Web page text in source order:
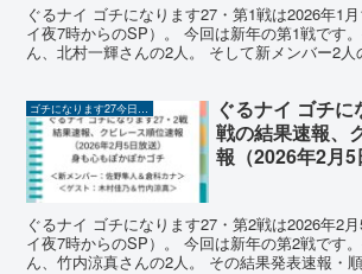
ぐるナイ ゴチになります27・第1戦は2026年1
イ夜7時からのSP）。 今回は新年の第1戦です
ん、北村一輝さんの2人。 そして新メンバー2
ゴチになります27今日の結果速報（2026年）
ぐるナイ ゴチ
戦の結果速報、
報（2026年2月
ぐるナイ ゴチになります27・第2戦は2026年2
イ夜7時からのSP）。 今回は新年の第2戦です
ん、竹内涼真さんの2人。 その結果発表速報・